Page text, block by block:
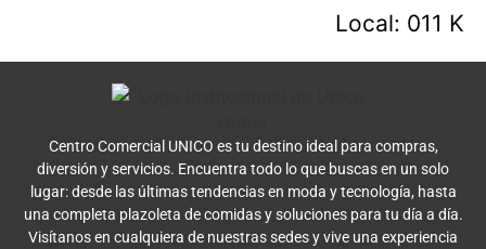
Local: 011 K
Centro Comercial UNICO es tu destino ideal para compras,
diversión y servicios. Encuentra todo lo que buscas en un solo
lugar: desde las últimas tendencias en moda y tecnología, hasta
una completa plazoleta de comidas y soluciones para tu día a día.
Visítanos en cualquiera de nuestras sedes y vive una experiencia